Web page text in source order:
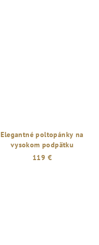
Elegantné poltopánky na
vysokom podpätku
119 €